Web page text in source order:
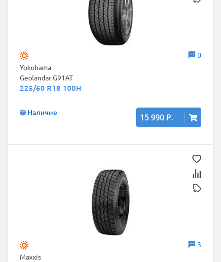
0
Yokohama
Geolandar G91AT
225/60 R18 100H
Наличие 15 990 Р.
3
Maxxis